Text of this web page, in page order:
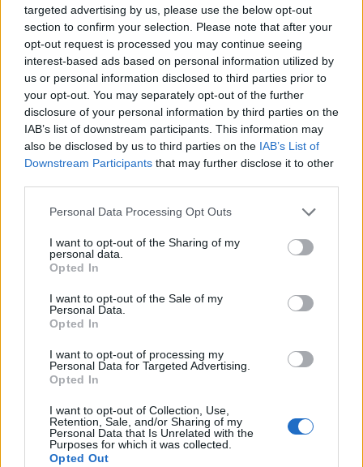
targeted advertising by us, please use the below opt-out
section to confirm your selection. Please note that after your
opt-out request is processed you may continue seeing
interest-based ads based on personal information utilized by
us or personal information disclosed to third parties prior to
your opt-out. You may separately opt-out of the further
disclosure of your personal information by third parties on the
IAB’s list of downstream participants. This information may
also be disclosed by us to third parties on the IAB’s List of
Downstream Participants that may further disclose it to other
Please note that this website/app uses one or more Google
not limited to your visit or usage behaviour. You may click to
grant or deny consent to Google and its third-party tags to
use your data for below specified purposes in below Google
consent section.
Personal Data Processing Opt Outs
I want to opt-out of the Sharing of my
personal data.
Opted In
I want to opt-out of the Sale of my
Personal Data.
Opted In
I want to opt-out of processing my
Personal Data for Targeted Advertising.
Opted In
I want to opt-out of Collection, Use,
Retention, Sale, and/or Sharing of my
Personal Data that Is Unrelated with the
Purposes for which it was collected.
Opted Out
Continua a leggere
NEWS